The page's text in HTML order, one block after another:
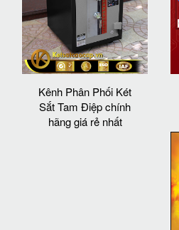
Kênh Phân Phối Két
Sắt Tam Điệp chính
hãng giá rẻ nhất